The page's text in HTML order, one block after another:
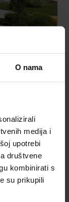
O nama
medija i
upotrebi
društvene
kombinirati s
su prikupili